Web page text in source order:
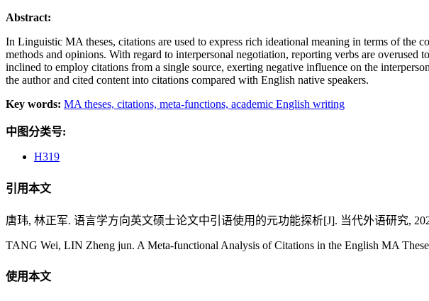
Abstract:
In Linguistic MA theses, citations are used to express rich ideational meaning in terms of the
methods and opinions. With regard to interpersonal negotiation, reporting verbs are
inclined to employ citations from a single source, exerting negative influence on the
the author and cited content into citations compared with English native speakers.
Key words: MA theses, citations, meta-functions, academic English writing
中图分类号:
H319
引用本文
唐玮, 林正军. 语言学方向英文硕士论文中引语使用的元功能探析[J]. 当代外语研究,
TANG Wei, LIN Zheng jun. A Meta-functional Analysis of Citations in the English MA
使用本文